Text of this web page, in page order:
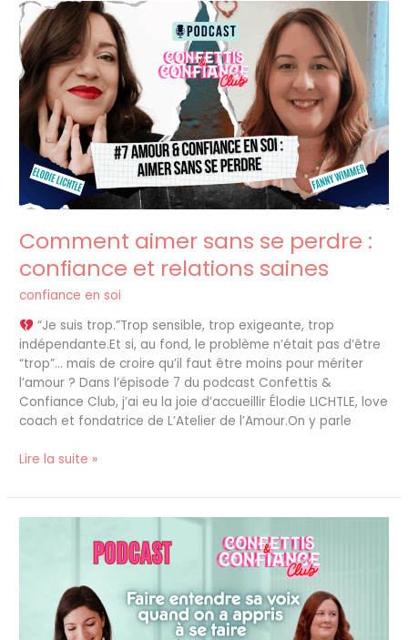
Comment aimer sans se perdre :
confiance et relations saines
confiance en soi
“Je suis trop.”Trop sensible, trop exigeante, trop
indépendante.Et si, au fond, le problème n’était pas d’être
“trop”… mais de croire qu’il faut être moins pour mériter
l’amour ? Dans l’épisode 7 du podcast Confettis &
Confiance Club, j’ai eu la joie d’accueillir Élodie LICHTLE, love
coach et fondatrice de L’Atelier de l’Amour.On y parle
Comment
aimer
sans
se
perdre
:
confiance
et
relations
saines
Lire la suite »
chemin
inattendu